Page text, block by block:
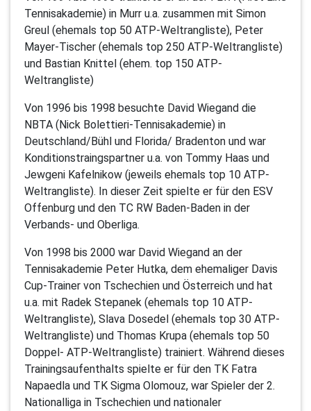
Tennisakademie) in Murr u.a. zusammen mit Simon
Greul (ehemals top 50 ATP-Weltrangliste), Peter
Mayer-Tischer (ehemals top 250 ATP-Weltrangliste)
und Bastian Knittel (ehem. top 150 ATP-
Weltrangliste)
Von 1996 bis 1998 besuchte David Wiegand die
NBTA (Nick Bolettieri-Tennisakademie) in
Deutschland/Bühl und Florida/ Bradenton und war
Konditionstraingspartner u.a. von Tommy Haas und
Jewgeni Kafelnikow (jeweils ehemals top 10 ATP-
Weltrangliste). In dieser Zeit spielte er für den ESV
Offenburg und den TC RW Baden-Baden in der
Verbands- und Oberliga.
Von 1998 bis 2000 war David Wiegand an der
Tennisakademie Peter Hutka, dem ehemaliger Davis
Cup-Trainer von Tschechien und Österreich und hat
u.a. mit Radek Stepanek (ehemals top 10 ATP-
Weltrangliste), Slava Dosedel (ehemals top 30 ATP-
Weltrangliste) und Thomas Krupa (ehemals top 50
Doppel- ATP-Weltrangliste) trainiert. Während dieses
Trainingsaufenthalts spielte er für den TK Fatra
Napaedla und TK Sigma Olomouz, war Spieler der 2.
Nationalliga in Tschechien und nationaler